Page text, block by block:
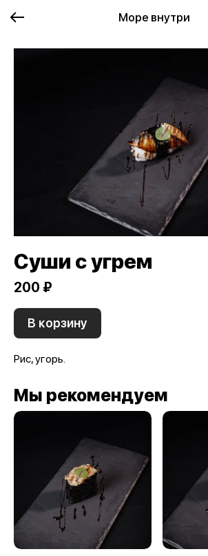
Море внутри
Суши с угрем
200 ₽
В корзину
Рис, угорь.
Мы рекомендуем